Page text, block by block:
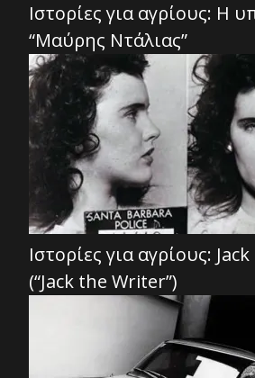
Ιστορίες για αγρίους: Η
“Μαύρης Ντάλιας”
Ιστορίες για αγρίους:
(“Jack the Writer”)